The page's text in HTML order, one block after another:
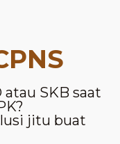
SKB saat
jitu buat